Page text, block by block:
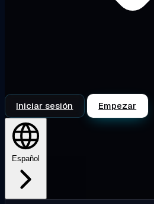
Iniciar sesión Empezar
Español